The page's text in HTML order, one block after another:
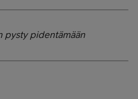
pysty pidentämään